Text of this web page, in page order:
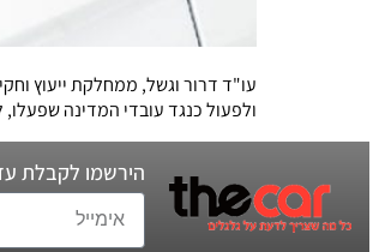
עו"ד דרור וגשל, ממחלקת ייעוץ
ולפעול כנגד עובדי המדינה שפעלו, לדעתו, שלא
הירשמו לקבלת